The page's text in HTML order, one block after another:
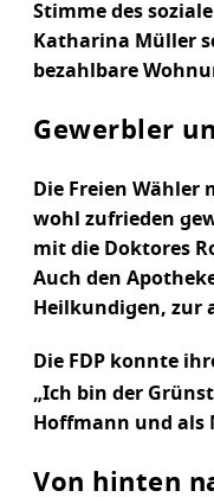
Stimme des
Katharina Müller
bezahlbare
Gewerbler
Die Freien Wähler
wohl zufrieden
mit die Doktores
Auch den
Heilkundigen, zur
Die FDP konnte
„Ich bin der
Hoffmann und als
Von hinten